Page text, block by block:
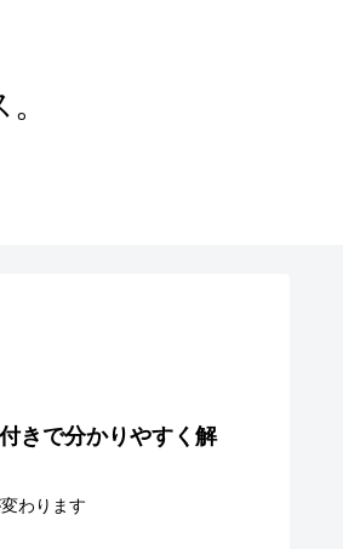
きで分かりやすく解
わります